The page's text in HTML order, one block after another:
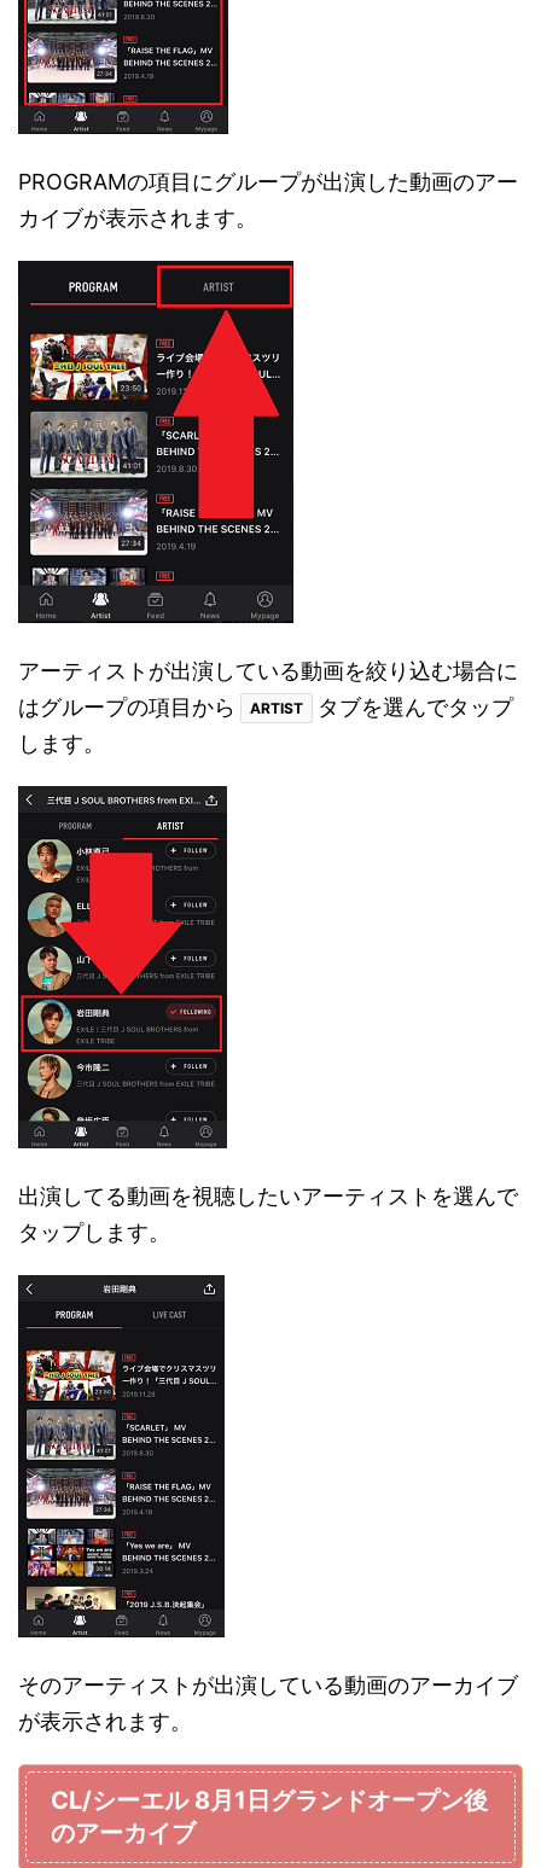
PROGRAMの項目にグループが出演した動画のアー
カイブが表示されます。
アーティストが出演している動画を絞り込む場合に
はグループの項目から
ARTIST
タブを選んでタップ
します。
出演してる動画を視聴したいアーティストを選んで
タップします。
そのアーティストが出演している動画のアーカイブ
が表示されます。
CL/シーエル 8月1日グランドオープン後
のアーカイブ